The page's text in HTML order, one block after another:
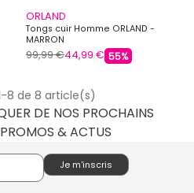
ORLAND
Tongs cuir Homme ORLAND -
MARRON
99,99 €44,99 € 55%
8 de 8 article(s)
DE NOS PROCHAINS
& ACTUS